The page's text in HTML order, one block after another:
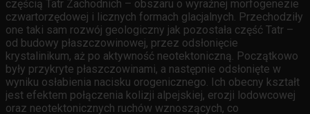
częścią Tatr Zachodnich – obszaru o wyraźnej morfogenezie
czwartorzędowej i licznych formach glacjalnych. Przechodziły
one taki sam rozwój geologiczny jak pozostała część Tatr –
od budowy płaszczowinowej, przez odsłonięcie
krystalinikum, aż po aktywność neotektoniczną. Początkowo
były przykryte płaszczowinami, a następnie odsłonięte w
wyniku osłabienia nacisku orogenicznego. Ich obecny kształt
jest efektem połączenia kolizji alpejskiej, erozji lodowcowej
oraz neotektonicznych ruchów wznoszących, co